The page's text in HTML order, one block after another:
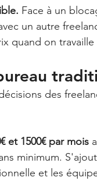
Face à un
un autre
quand on
des
et 1500€ par mois
minimum.
et les